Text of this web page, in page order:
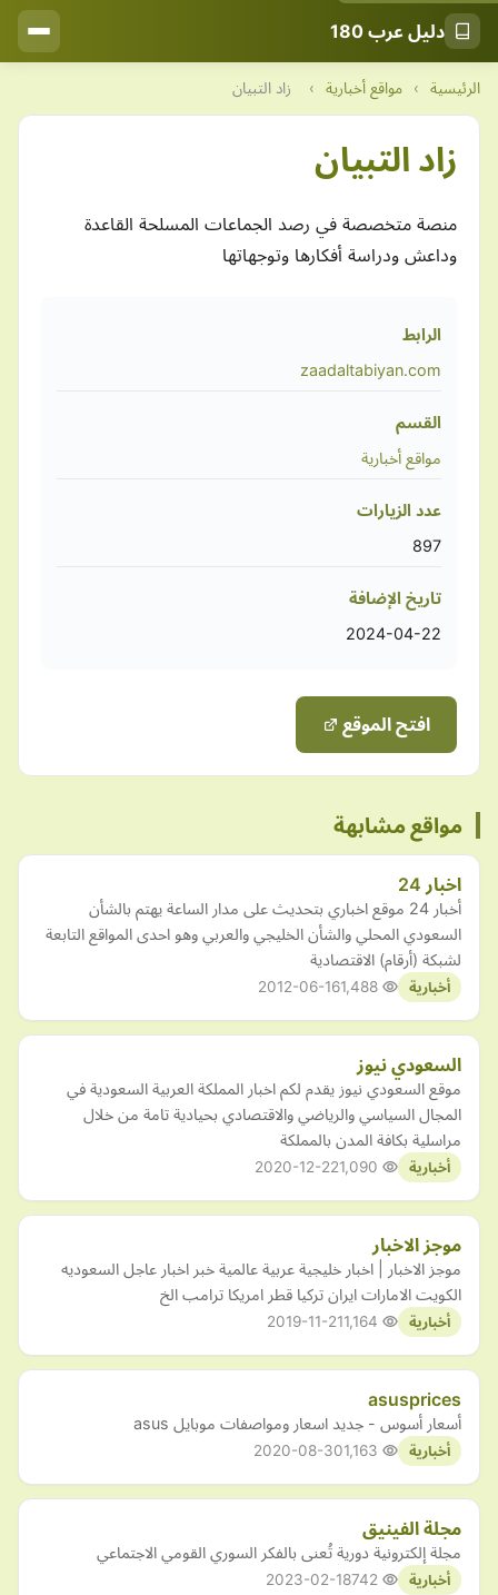
دليل عرب 180
الرئيسية › مواقع أخبارية › زاد التبيان
زاد التبيان
منصة متخصصة في رصد الجماعات المسلحة القاعدة
وداعش ودراسة أفكارها وتوجهاتها
الرابط
zaadaltabiyan.com
القسم
مواقع أخبارية
عدد الزيارات
897
تاريخ الإضافة
2024-04-22
افتح الموقع
مواقع مشابهة
اخبار 24
أخبار 24 موقع اخباري بتحديث على مدار الساعة يهتم بالشأن
السعودي المحلي والشأن الخليجي والعربي وهو احدى المواقع التابعة
لشبكة (أرقام) الاقتصادية
أخبارية 2012-06-16
السعودي نيوز
موقع السعودي نيوز يقدم لكم اخبار المملكة العربية السعودية في
المجال السياسي والرياضي والاقتصادي بحيادية تامة من خلال
مراسلية بكافة المدن بالمملكة
أخبارية 2020-12-22
موجز الاخبار
موجز الاخبار | اخبار خليجية عربية عالمية خبر اخبار عاجل السعوديه
الكويت الامارات ايران تركيا قطر امريكا ترامب الخ
أخبارية 2019-11-21
asusprices
أسعار أسوس - جديد اسعار ومواصفات موبايل asus
أخبارية 2020-08-30
مجلة الفينيق
مجلة إلكترونية دورية تُعنى بالفكر السوري القومي الاجتماعي
أخبارية 2023-02-18